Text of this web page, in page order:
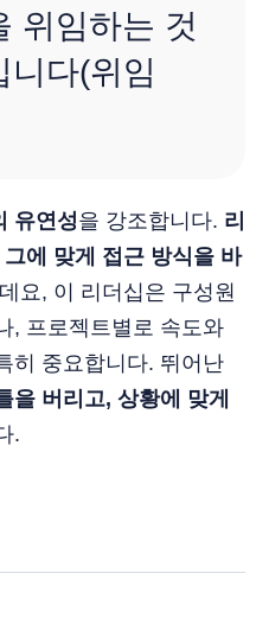
위임하는 것
니다(위임
유연성을 강조합니다. 리
에 맞게 접근 방식을 바
요, 이 리더십은 구성원
, 프로젝트별로 속도와
히 중요합니다. 뛰어난
을 버리고, 상황에 맞게
.